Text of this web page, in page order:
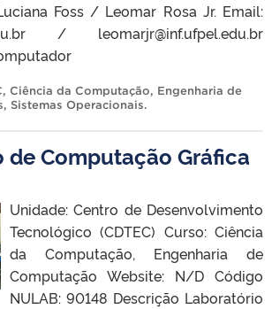
Foss / Leomar Rosa Jr. Email:
/ leomarjr@inf.ufpel.edu.br
, Ciência da Computação, Engenharia de
, Sistemas Operacionais.
Computação Gráfica
Unidade: Centro de Desenvolvimento
Tecnológico (CDTEC) Curso: Ciência
da Computação, Engenharia de
Computação Website: N/D Código
NULAB: 90148 Descrição Laboratório